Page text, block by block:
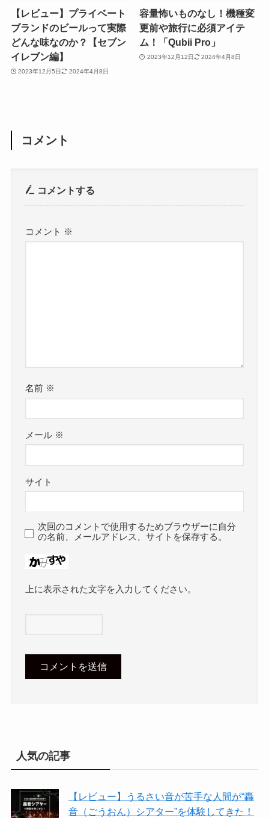
【レビュー】プライベート
ブランドのビールって実際
どんな味なのか？【セブン
イレブン編】
2023年12月5日 2024年4月8日
容量怖いものなし！機種変
更前や旅行に必須アイテ
ム！「Qubii Pro」
2023年12月12日 2024年4月8日
コメント
コメントする
コメント ※
名前 ※
メール ※
サイト
次回のコメントで使用するためブラウザーに自分
の名前、メールアドレス、サイトを保存する。
上に表示された文字を入力してください。
人気の記事
【レビュー】うるさい音が苦手な人間が“轟
音（ごうおん）シアター”を体験してきた！